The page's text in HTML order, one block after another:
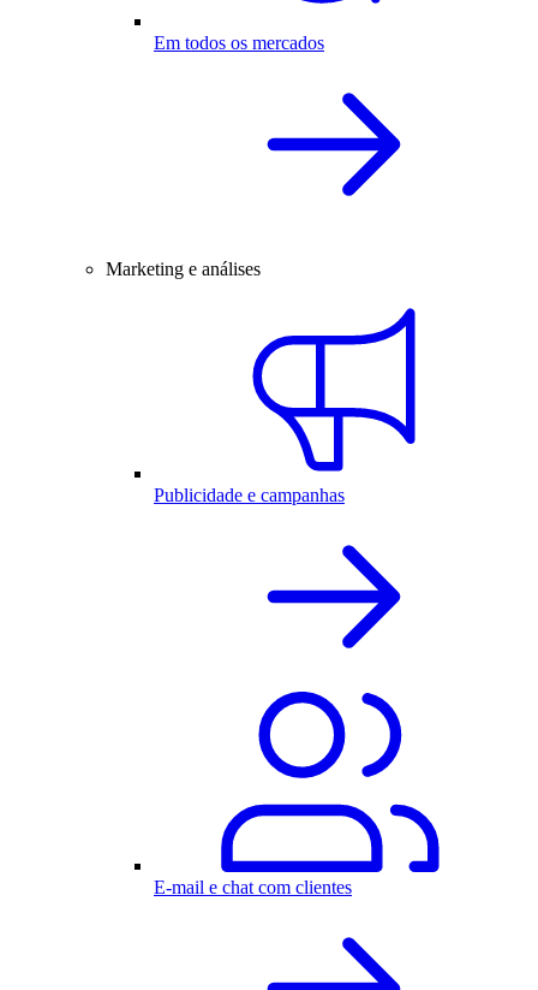
Em todos os mercados
Marketing e análises
Publicidade e campanhas
E-mail e chat com clientes